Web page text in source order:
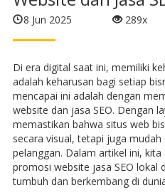
8 Jun 2025 289x
Di era digital saat ini, memiliki
adalah keharusan bagi setiap
mencapai ini adalah dengan
website dan jasa SEO. Dengan
memastikan bahwa situs web
secara visual, tetapi juga
pelanggan. Dalam artikel ini,
promosi website jasa SEO lokal
tumbuh dan berkembang di